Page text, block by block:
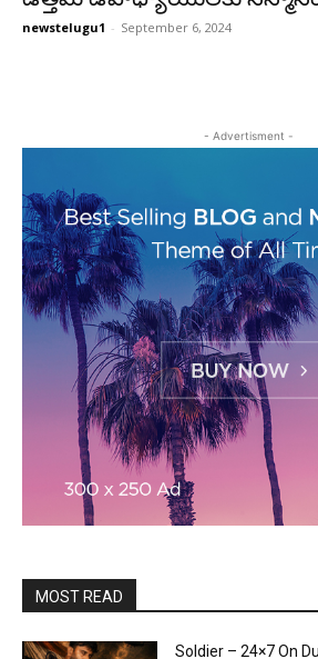
newstelugu1 - September 6, 2024
- Advertisment -
MOST READ
Soldier – 24×7 On